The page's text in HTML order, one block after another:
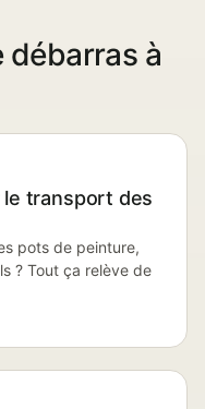
débarras à
le transport des
pots de peinture,
? Tout ça relève de